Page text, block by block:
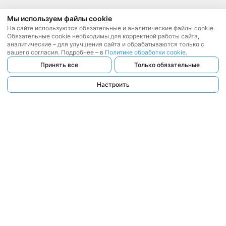
Мы используем файлы cookie
На сайте используются обязательные и аналитические файлы cookie.
Обязательные cookie необходимы для корректной работы сайта,
аналитические – для улучшения сайта и обрабатываются только с
вашего согласия. Подробнее – в Политике обработки cookie.
Принять все
Только обязательные
Настроить